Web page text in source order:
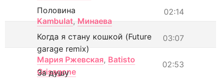
02:14
Половина
Kambulat, Минаева
03:07
Когда я стану кошкой (Future
garage remix)
Мария Ржевская, Batisto
Grisagone
02:53
За душу